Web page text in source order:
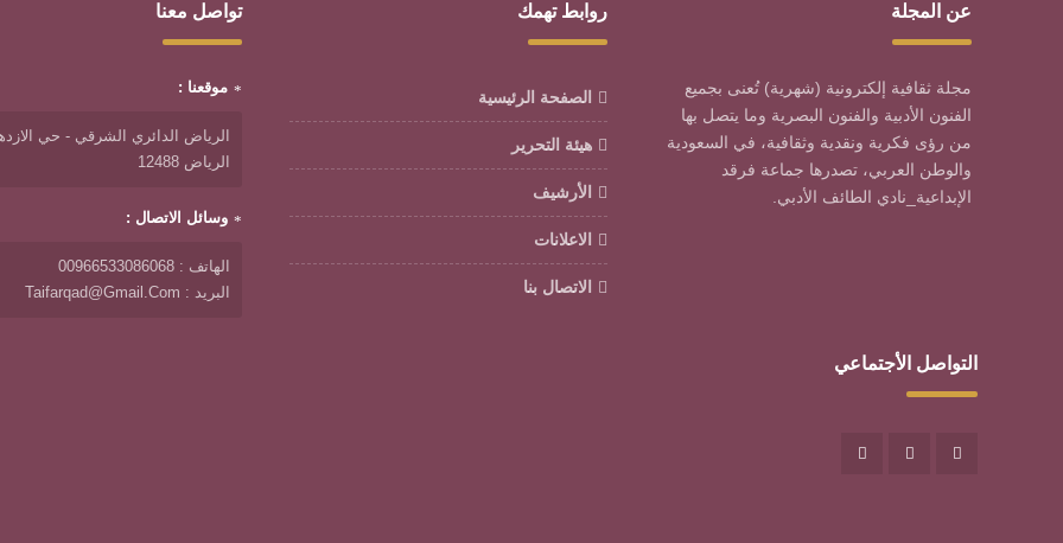
عن المجلة
مجلة ثقافية إلكترونية (شهرية) تُعنى بجميع
الفنون الأدبية والفنون البصرية وما يتصل بها
من رؤى فكرية ونقدية وثقافية، في السعودية
والوطن العربي، تصدرها جماعة فرقد
الإبداعية_نادي الطائف الأدبي.
روابط تهمك
الصفحة الرئيسية
هيئة التحرير
الأرشيف
الاعلانات
الاتصال بنا
تواصل معنا
موقعنا :
الرياض الدائري الشرقي - حي
الرياض 12488
وسائل الاتصال :
الهاتف : 00966533086068
البريد : Taifarqad@gmail.com
التواصل الأجتماعي